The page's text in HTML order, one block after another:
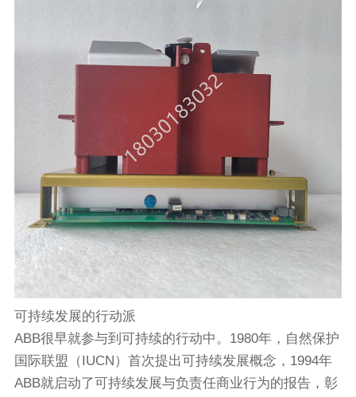
可持续发展的行动派
ABB很早就参与到可持续的行动中。1980年，自然保护
国际联盟（IUCN）首次提出可持续发展概念，1994年
ABB就启动了可持续发展与负责任商业行为的报告，彰